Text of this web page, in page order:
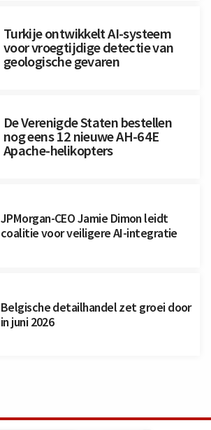
Turkije ontwikkelt AI-systeem
voor vroegtijdige detectie van
geologische gevaren
De Verenigde Staten bestellen
nog eens 12 nieuwe AH-64E
Apache-helikopters
JPMorgan-CEO Jamie Dimon leidt
coalitie voor veiligere AI-integratie
Belgische detailhandel zet groei door
in juni 2026